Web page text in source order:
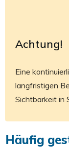
Achtung!
Eine
langfristigen
Sichtbarkeit in
Häufig